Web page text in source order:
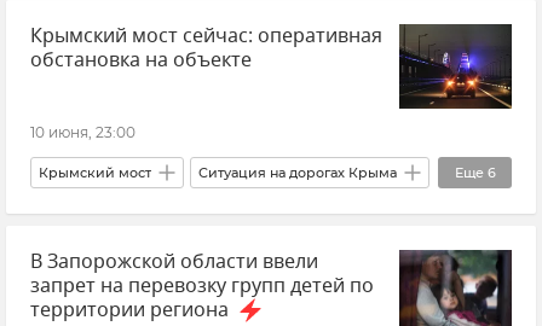
Новости Россия В мире
Крымский мост сейчас: оперативная
обстановка на объекте
10 июня, 23:00
Еще 6
Крымский мост Ситуация на дорогах Крыма
Крым Керчь Тамань
Краснодарский край Транспорт
Логистика
В Запорожской области ввели
запрет на перевозку групп детей по
территории региона